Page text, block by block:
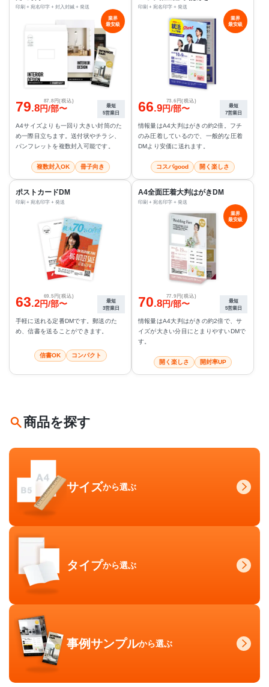
印刷 + 宛名印字 + 封入封緘 + 発送
業界
最安級
79.8円/部〜
87.8円(税込)
最短
5営業日
A4サイズよりも一回り大きい封筒のた
め一際目立ちます。送付状やチラシ、
パンフレットを複数封入可能です。
複数封入OK 冊子向き
印刷 + 宛名印字 + 発送
業界
最安級
66.9円/部〜
73.6円(税込)
最短
7営業日
情報量はA4大判はがきの約2倍。フチ
のみ圧着しているので、一般的な圧着
DMより安価に送れます。
コスパgood 開く楽しさ
ポストカードDM
印刷 + 宛名印字 + 発送
63.2円/部〜
69.5円(税込)
最短
3営業日
手軽に送れる定番DMです。郵送のた
め、信書を送ることができます。
信書OK コンパクト
A4全面圧着大判はがきDM
印刷 + 宛名印字 + 発送
業界
最安級
70.8円/部〜
77.9円(税込)
最短
5営業日
情報量はA4大判はがきの約2倍で、サ
イズが大きい分目にとまりやすいDMで
す。
開く楽しさ 開封率UP
商品を探す
サイズから選ぶ
タイプから選ぶ
事例サンプルから選ぶ